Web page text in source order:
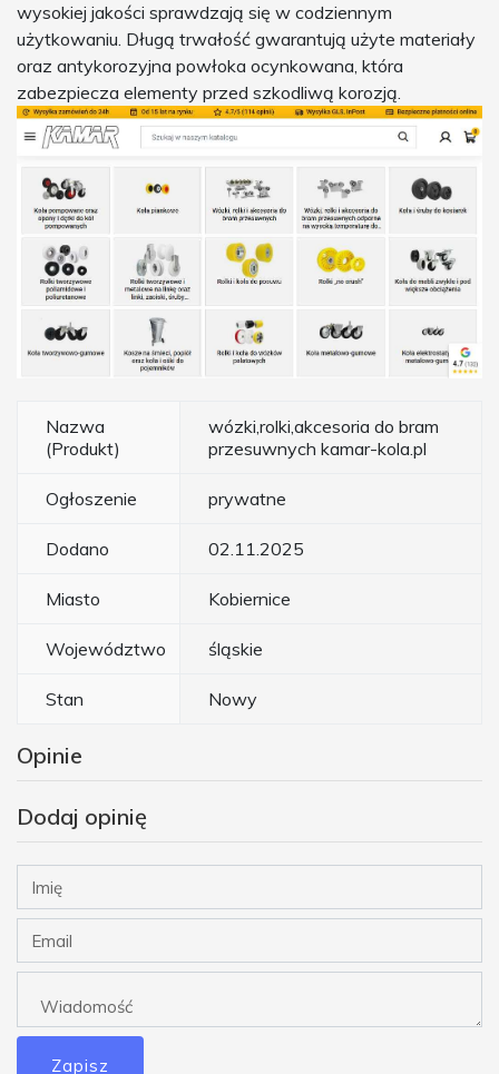
wysokiej jakości sprawdzają się w codziennym
użytkowaniu. Długą trwałość gwarantują użyte materiały
oraz antykorozyjna powłoka ocynkowana, która
zabezpiecza elementy przed szkodliwą korozją.
Nazwa
(Produkt)
wózki,rolki,akcesoria do bram
przesuwnych kamar-kola.pl
Ogłoszenie prywatne
Dodano 02.11.2025
Miasto Kobiernice
Województwo śląskie
Stan Nowy
Opinie
Dodaj opinię
Zapisz